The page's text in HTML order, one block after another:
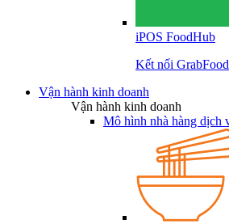
iPOS FoodHub
Kết nối GrabFood
Vận hành kinh doanh
Vận hành kinh doanh
Mô hình nhà hàng dịch